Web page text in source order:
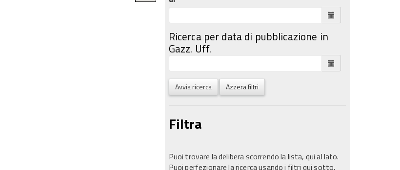
Ricerca per data di pubblicazione in
Gazz. Uff.
Avvia ricerca Azzera filtri
Filtra
Puoi trovare la delibera scorrendo la lista, qui al lato.
Puoi perfezionare la ricerca usando i filtri qui sotto,